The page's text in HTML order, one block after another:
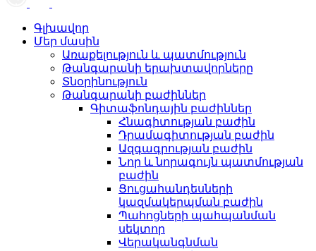
Գլխավոր
Մեր մասին
Առաքելություն և պատմություն
Թանգարանի երախտավորները
Տնօրինություն
Թանգարանի բաժիններ
Գիտաֆոնդային բաժիններ
Հնագիտության բաժին
Դրամագիտության բաժին
Ազգագրության բաժին
Նոր և նորագույն պատմության
բաժին
Ցուցահանդեսների
կազմակերպման բաժին
Պահոցների պահպանման
սեկտոր
Վերականգնման